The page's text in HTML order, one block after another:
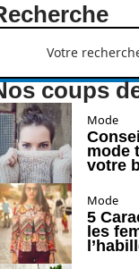
coups
Mode
mode
votre
Mode
5
les